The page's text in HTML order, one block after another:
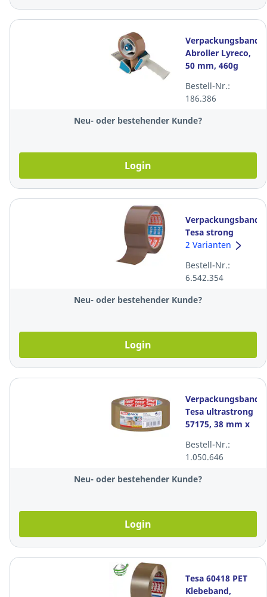
Verpackungsband
Abroller Lyreco,
50 mm, 460g
Bestell-Nr.:
186.386
Neu- oder bestehender Kunde?
Login
Verpackungsband
Tesa strong
4024, 50 mm x 66
Packung à 6
Rollen
2 Varianten
Bestell-Nr.:
6.542.354
Neu- oder bestehender Kunde?
Login
Verpackungsband
Tesa ultrastrong
57175, 38 mm x
Bestell-Nr.:
1.050.646
Neu- oder bestehender Kunde?
Login
Tesa 60418 PET
Klebeband,